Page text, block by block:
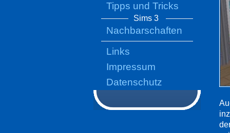
Tipps und Tricks
Sims 3
Nachbarschaften
Links
Impressum
Datenschutz